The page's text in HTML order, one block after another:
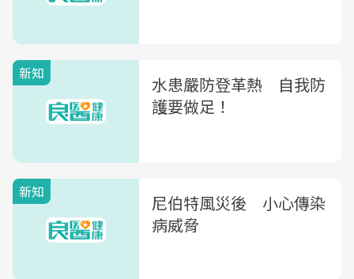
新知
水患嚴防登革熱 自我防
護要做足！
新知
尼伯特風災後 小心傳染
病威脅